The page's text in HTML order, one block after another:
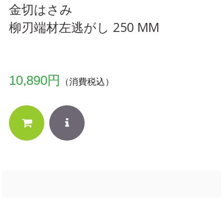
金切はさみ
柳刃端材左逃がし 250 MM
10,890円 （消費税込）